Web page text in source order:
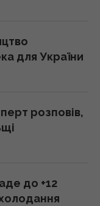
сітки на
для України
розповів,
до +12